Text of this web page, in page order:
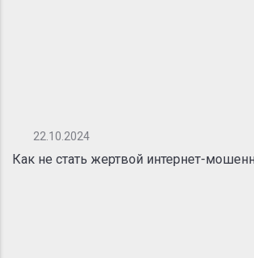
22.10.2024
Как не стать жертвой интернет-